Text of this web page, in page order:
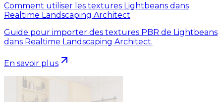
Comment utiliser les textures Lightbeans dans
Realtime Landscaping Architect
Guide pour importer des textures PBR de Lightbeans
dans Realtime Landscaping Architect.
En savoir plus